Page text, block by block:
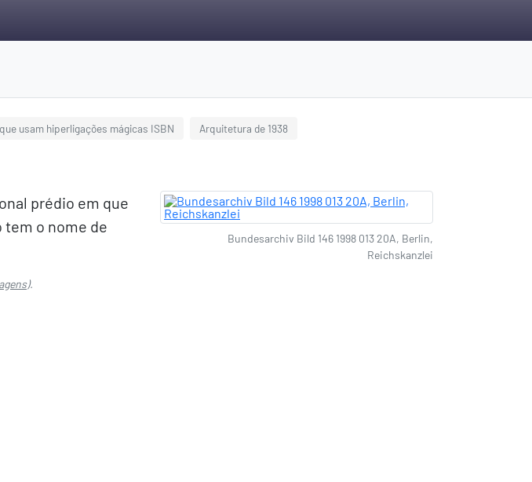
usam hiperligações mágicas ISBN Arquitetura de 1938
prédio em que
tem o nome de
).
Bundesarchiv Bild 146 1998 013 20A, Berlin,
Reichskanzlei